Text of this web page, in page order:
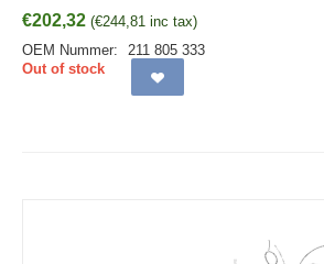
€202,32 (€244,81 inc tax)
OEM Nummer:
211 805 333
Out of stock